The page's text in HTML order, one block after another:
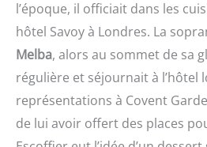
l’époque, il officiait dans les
hôtel Savoy à Londres. La
Melba, alors au sommet de sa
régulière et séjournait à l’hôtel
représentations à Covent
de lui avoir offert des places